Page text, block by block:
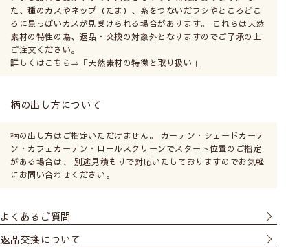
パネルの取り付け方 を見る
た、種のカスやネップ（たま）、糸をつないだフシやところどこ
ろに黒っぽいカスが見受けられる場合があります。 これらは天然
素材の特性の為、返品・交換の対象外となりますのでご了承の上
ご注文ください。
詳しくはこちら⇒ 「天然素材の特徴と取り扱い」
柄の出し方について
柄の出し方はご指定いただけません。 カーテン・シェードカーテ
ン・カフェカーテン・ロールスクリーンでスタート位置のご指定
がある場合は、 別途見積もりで対応いたしておりますのでお気軽
にお問い合わせください。
よくあるご質問
返品交換について